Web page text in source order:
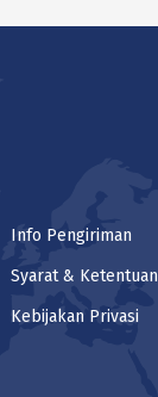
Info Pengiriman
Syarat & Ketentuan
Kebijakan Privasi